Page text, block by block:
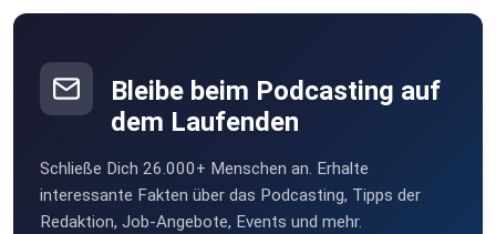
Bleibe beim Podcasting auf
dem Laufenden
Schließe Dich 26.000+ Menschen an. Erhalte
interessante Fakten über das Podcasting, Tipps der
Redaktion, Job-Angebote, Events und mehr.